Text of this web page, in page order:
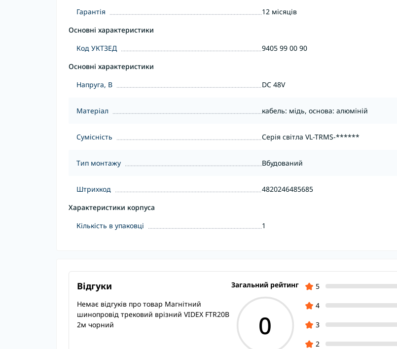
Гарантія
12 місяців
Основні характеристики
Код УКТЗЕД
9405 99 00 90
Основні характеристики
Напруга, В
DC 48V
Матеріал кабель: мідь, основа: алюміній
Сумісність Серія світла VL-TRMS-******
Тип монтажу Вбудований
Штрихкод
4820246485685
Характеристики корпуса
Кількість в упаковці
1
Відгуки
Немає відгуків про товар Магнітний
шинопровід трековий врізний VIDEX FTR20B
2м чорний
Загальний рейтинг
0
5
4
3
2